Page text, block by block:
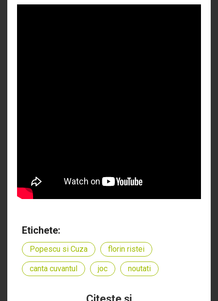
Etichete:
Popescu si Cuza florin ristei
canta cuvantul joc noutati